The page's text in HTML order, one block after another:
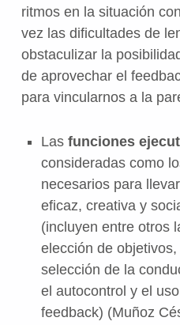
ritmos en la situación
vez las dificultades de
obstaculizar la
de aprovechar el
para vincularnos a la
Las funciones
consideradas como
necesarios para
eficaz, creativa y
(incluyen entre otros
elección de
selección de la
el autocontrol y el
feedback) (Muñoz